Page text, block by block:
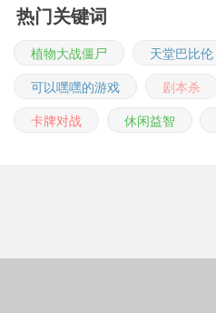
热门关键词
植物大战僵尸 天堂巴比伦
可以嘿嘿的游戏
剧本杀
卡牌对战
休闲益智